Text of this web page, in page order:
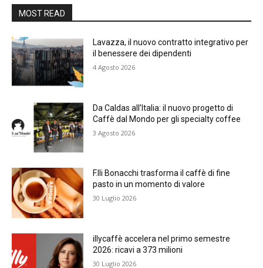
MOST READ
Lavazza, il nuovo contratto integrativo per
il benessere dei dipendenti
4 Agosto 2026
Da Caldas all’Italia: il nuovo progetto di
Caffè dal Mondo per gli specialty coffee
3 Agosto 2026
F.lli Bonacchi trasforma il caffè di fine
pasto in un momento di valore
30 Luglio 2026
illycaffè accelera nel primo semestre
2026: ricavi a 373 milioni
30 Luglio 2026